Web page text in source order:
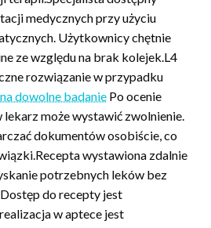
medycznych przy użyciu
Użytkownicy chętnie
ze względu na brak kolejek.L4
rozwiązanie w przypadku
dowolne badanie Po ocenie
lekarz może wystawić zwolnienie.
dokumentów osobiście, co
wystawiona zdalnie
potrzebnych leków bez
do recepty jest
w aptece jest